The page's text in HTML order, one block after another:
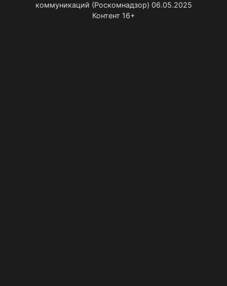
коммуникаций (Роскомнадзор) 06.05.2025
Контент 16+